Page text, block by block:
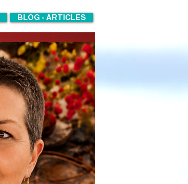
BLOG - ARTICLES